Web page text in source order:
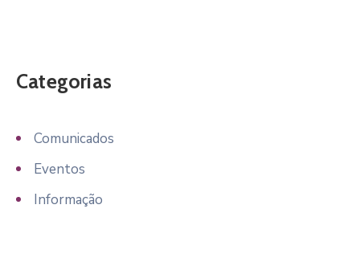
Categorias
Comunicados
Eventos
Informação